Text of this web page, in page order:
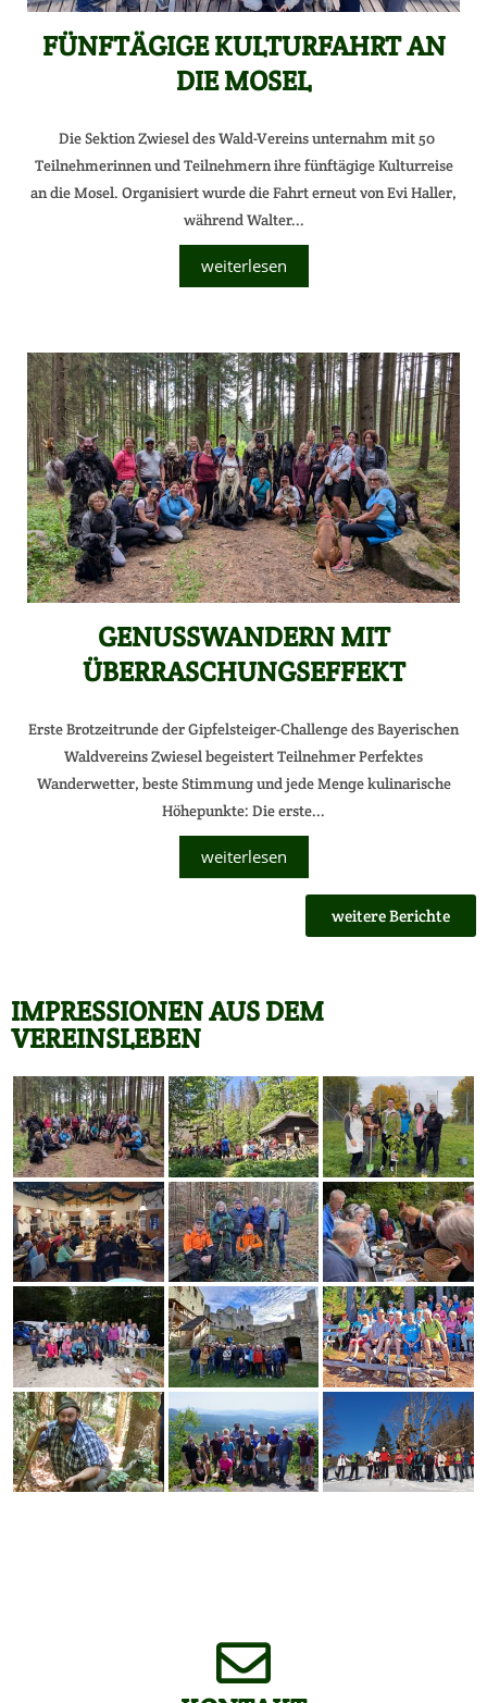
FÜNFTÄGIGE KULTURFAHRT AN
DIE MOSEL
Die Sektion Zwiesel des Wald-Vereins unternahm mit 50
Teilnehmerinnen und Teilnehmern ihre fünftägige Kulturreise
an die Mosel. Organisiert wurde die Fahrt erneut von Evi Haller,
während Walter...
weiterlesen
GENUSSWANDERN MIT
ÜBERRASCHUNGSEFFEKT
Erste Brotzeitrunde der Gipfelsteiger-Challenge des Bayerischen
Waldvereins Zwiesel begeistert Teilnehmer Perfektes
Wanderwetter, beste Stimmung und jede Menge kulinarische
Höhepunkte: Die erste...
weiterlesen
weitere Berichte
IMPRESSIONEN AUS DEM
VEREINSLEBEN